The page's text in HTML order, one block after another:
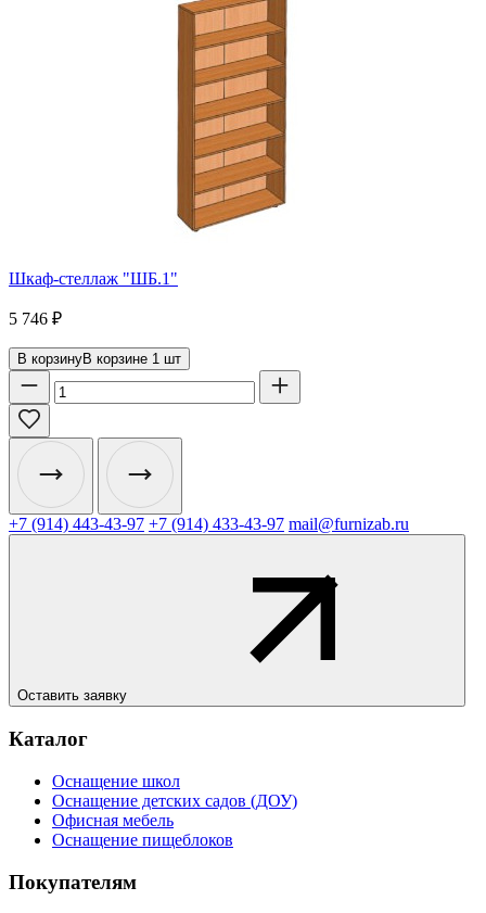
Шкаф-стеллаж "ШБ.1"
5 746 ₽
В корзинуВ корзине 1 шт
+7 (914) 443-43-97 +7 (914) 433-43-97 mail@furnizab.ru
Оставить заявку
Каталог
Оснащение школ
Оснащение детских садов (ДОУ)
Офисная мебель
Оснащение пищеблоков
Покупателям